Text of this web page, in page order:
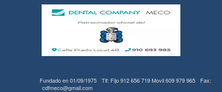
Fundado en 01/09/1975 Tlf: Fijo 912 656 719 Movil 609 979 965
Fax:
cdfmeco@gmail.com